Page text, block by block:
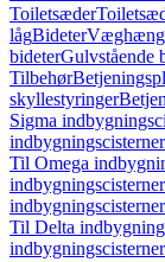
Toiletsæder
lågBideter
bideterGulvstående
Tilbehør
skyllestyringer
Sigma
indbygningscisterner
Til Omega
indbygningscisterner
indbygningscisterner
Til Delta
indbygningscisterner